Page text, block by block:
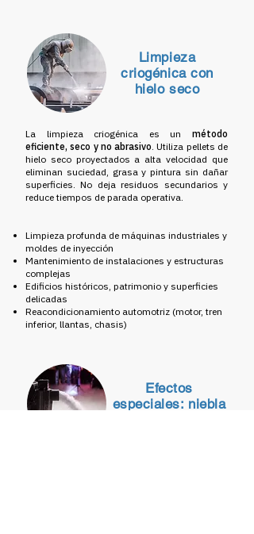
Limpieza
criogénica con
hielo seco
La limpieza criogénica es un método
eficiente, seco y no abrasivo. Utiliza pellets de
hielo seco proyectados a alta velocidad que
eliminan suciedad, grasa y pintura sin dañar
superficies. No deja residuos secundarios y
reduce tiempos de parada operativa.
Limpieza profunda de máquinas industriales y
moldes de inyección
Mantenimiento de instalaciones y estructuras
complejas
Edificios históricos, patrimonio y superficies
delicadas
Reacondicionamiento automotriz (motor, tren
inferior, llantas, chasis)
Efectos
especiales: niebla